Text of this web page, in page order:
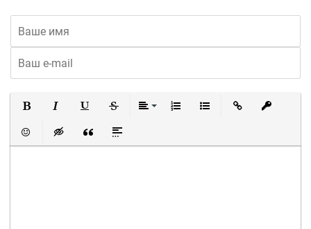
Вставить смайлик
Вставка скрытого текста
Вставка цитаты
Вставка спойлера